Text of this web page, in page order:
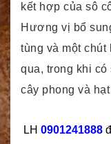
kết hợp của sô
Hương vị bổ
tùng và một
qua, trong khi
cây phong và
LH 0901241888